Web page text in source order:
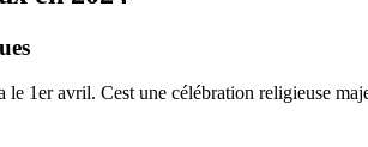
le 1er avril. Cest une célébration religieuse